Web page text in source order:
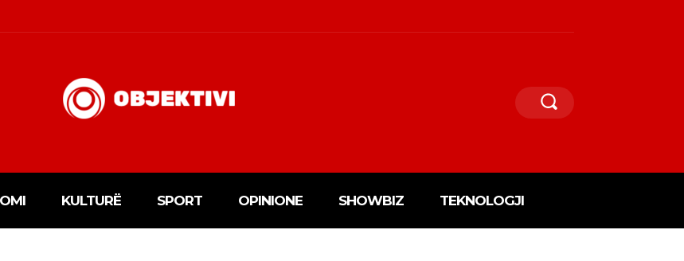
KULTURË SPORT OPINIONE SHOWBIZ TEKNOLOGJI